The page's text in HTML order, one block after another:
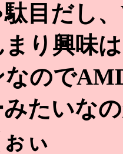
目だし
り興味
ので
たいな
ぃ